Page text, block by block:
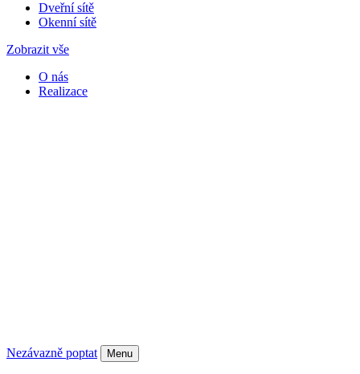
Dveřní sítě
Okenní sítě
Zobrazit vše
O nás
Realizace
Nezávazně poptat Menu